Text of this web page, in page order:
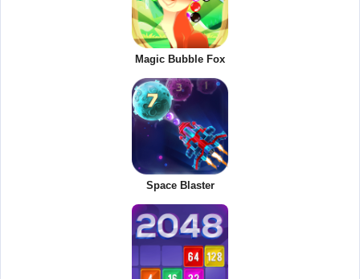
Magic Bubble Fox
Space Blaster